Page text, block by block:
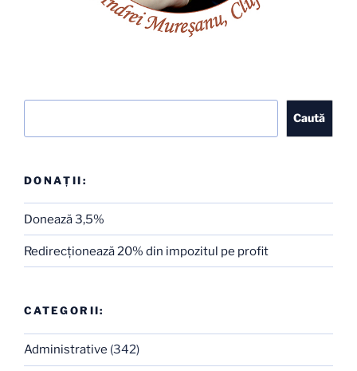
Caută
DONAȚII:
Donează 3,5%
Redirecţionează 20% din impozitul pe profit
CATEGORII:
Administrative (342)